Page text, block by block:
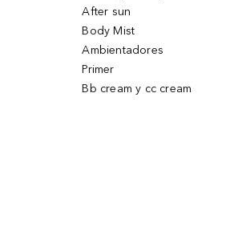
After sun
Body Mist
Ambientadores
Primer
Bb cream y cc cream